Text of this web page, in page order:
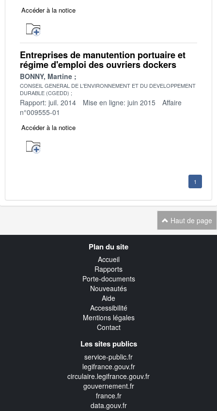
Accéder à la notice
Entreprises de manutention portuaire et
régime d'emploi des ouvriers dockers
BONNY, Martine
CONSEIL GENERAL DE L'ENVIRONNEMENT ET DU DEVELOPPEMENT
DURABLE (CGEDD)
Rapport: juil. 2014 Mise en ligne: juin 2015
Affaire
n°009555-01
Accéder à la notice
1
Haut de page
Plan du site
Accueil
Rapports
Porte-documents
Nouveautés
Aide
Accessibilité
Mentions légales
Contact
Les sites publics
service-public.fr
legifrance.gouv.fr
circulaire.legifrance.gouv.fr
gouvernement.fr
france.fr
data.gouv.fr